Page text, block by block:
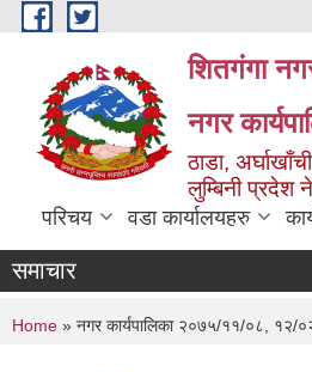
Skip to main content
शितगंगा
नगर
ठाडा, अर्घाखाँची
लुम्बिनी प्रदेश
परिचय वडा कार्यालयहरु
समाचार
You are here
Home » नगर कार्यपालिका २०७५/११/०८, १२/